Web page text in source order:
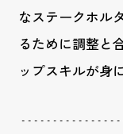
なステークホル
るために調整と
ップスキルが身